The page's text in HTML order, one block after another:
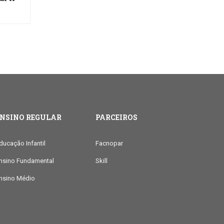
REGULAR
Infantil
Fundamental
Médio
PARCEIROS
Facnopar
Skill